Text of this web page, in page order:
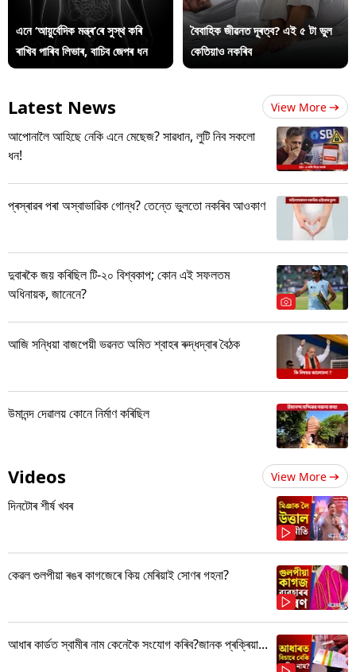
এনে ‘আয়ুৰ্বেদিক মন্ত্ৰ’ৰে সুস্থ কৰি
ৰাখিব পাৰিব লিভাৰ, বাচিব জেপৰ ধন
বৈবাহিক জীৱনত দূৰত্ব? এই ৫ টা ভুল
কেতিয়াও নকৰিব
Latest News View More
আপোনালৈ আহিছে নেকি এনে মেছেজ? সাৱধান, লুটি নিব সকলো
ধন!
প্ৰস্ৰাৱৰ পৰা অস্বাভাৱিক গোন্ধ? তেন্তে ভুলতো নকৰিব আওকাণ
দুবাৰকৈ জয় কৰিছিল টি-২০ বিশ্বকাপ; কোন এই সফলতম
অধিনায়ক, জানেনে?
আজি সন্ধিয়া বাজপেয়ী ভৱনত অমিত শ্বাহৰ ৰুদ্ধদ্বাৰ বৈঠক
উমানন্দ দেৱালয় কোনে নিৰ্মাণ কৰিছিল
Videos View More
দিনটোৰ শীৰ্ষ খবৰ
কেৱল গুলপীয়া ৰঙৰ কাগজেৰে কিয় মেৰিয়াই সোণৰ গহনা?
আধাৰ কাৰ্ডত স্বামীৰ নাম কেনেকৈ সংযোগ কৰিব?জানক প্ৰক্ৰিয়া...